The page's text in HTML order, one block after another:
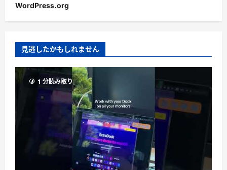
WordPress.org
見逃したかもしれません
1 分読み取り